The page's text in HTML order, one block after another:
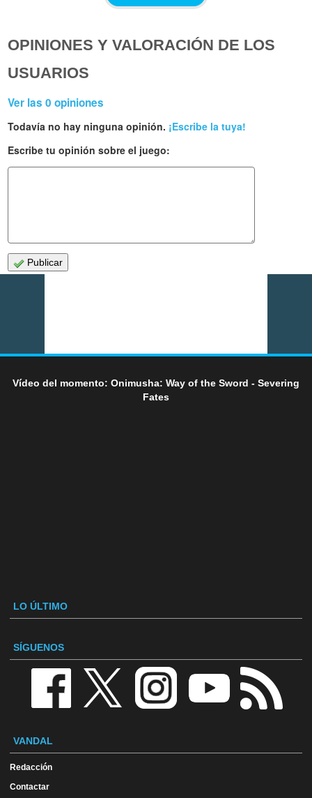
OPINIONES Y VALORACIÓN DE LOS
USUARIOS
Ver las 0 opiniones
Todavía no hay ninguna opinión. ¡Escribe la tuya!
Escribe tu opinión sobre el juego:
Publicar
Vídeo del momento: Onimusha: Way of the Sword - Severing
Fates
LO ÚLTIMO
SÍGUENOS
VANDAL
Redacción
Contactar